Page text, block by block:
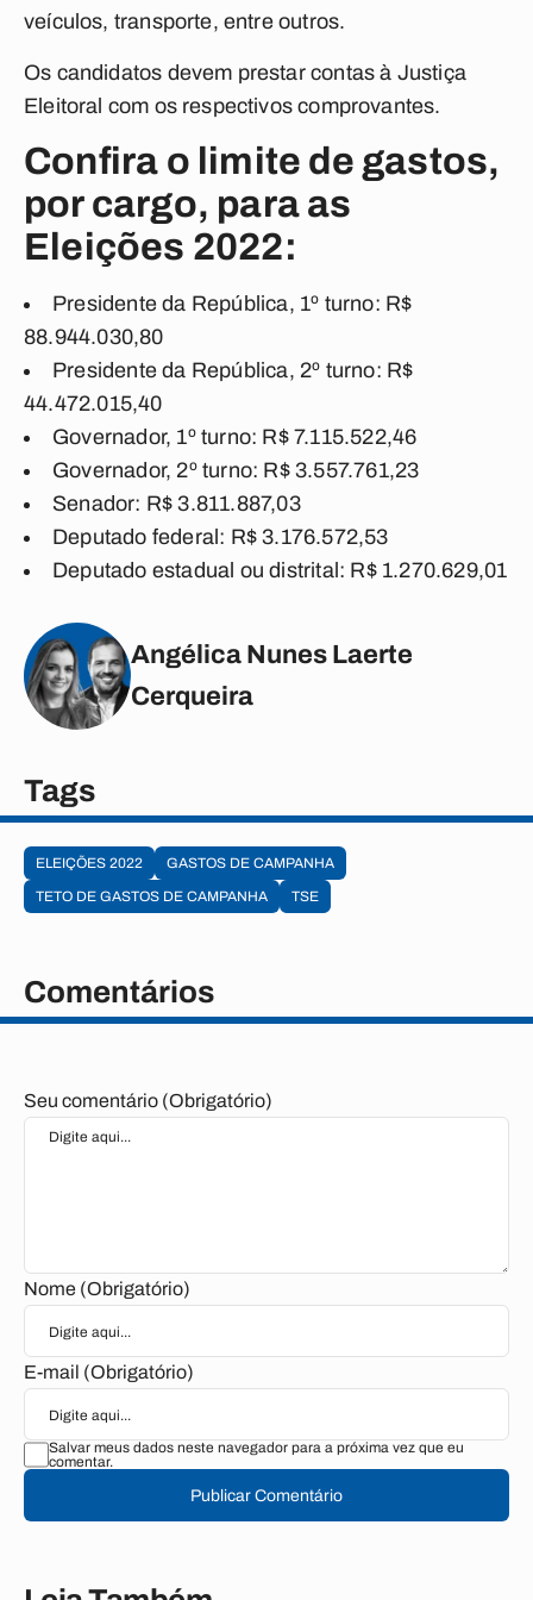
veículos, transporte, entre outros.
Os candidatos devem prestar contas à Justiça
Eleitoral com os respectivos comprovantes.
Confira o limite de gastos,
por cargo, para as
Eleições 2022:
Presidente da República, 1º turno: R$
88.944.030,80
Presidente da República, 2º turno: R$
44.472.015,40
Governador, 1º turno: R$ 7.115.522,46
Governador, 2º turno: R$ 3.557.761,23
Senador: R$ 3.811.887,03
Deputado federal: R$ 3.176.572,53
Deputado estadual ou distrital: R$ 1.270.629,01
Angélica Nunes Laerte
Cerqueira
Tags
ELEIÇÕES 2022
GASTOS DE CAMPANHA
TETO DE GASTOS DE CAMPANHA
TSE
Comentários
Seu comentário (Obrigatório)
Nome (Obrigatório)
E-mail (Obrigatório)
Salvar meus dados neste navegador para a próxima vez que eu
comentar.
Publicar Comentário